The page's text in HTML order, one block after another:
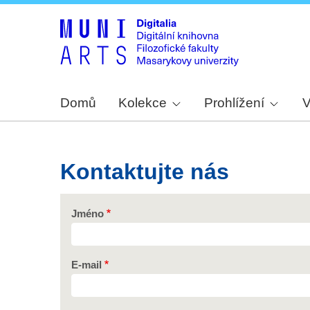
Domů Kolekce Prohlížení
Kontaktujte nás
Jméno
E-mail